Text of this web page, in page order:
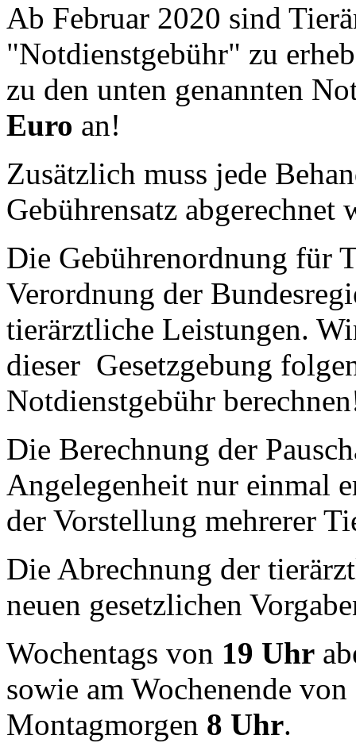
Ab Februar 2020 sind
"Notdienstgebühr" zu
zu den unten genannten
Euro an!
Zusätzlich muss jede
Gebührensatz abgerechnet
Die Gebührenordnung für
Verordnung der
tierärztliche Leistungen.
dieser Gesetzgebung
Notdienstgebühr
Die Berechnung der
Angelegenheit nur einmal
der Vorstellung mehrerer
Die Abrechnung der
neuen gesetzlichen
Wochentags von 19 Uhr
sowie am Wochenende
Montagmorgen 8 Uhr.